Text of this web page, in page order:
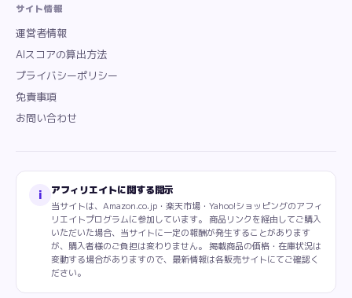
サイト情報
運営者情報
AIスコアの算出方法
プライバシーポリシー
免責事項
お問い合わせ
i アフィリエイトに関する開示
当サイトは、Amazon.co.jp・楽天市場・Yahoo!ショッピングのアフィ
リエイトプログラムに参加しています。 商品リンクを経由してご購入
いただいた場合、当サイトに一定の報酬が発生することがあります
が、購入者様のご負担は変わりません。 掲載商品の価格・在庫状況は
変動する場合がありますので、最新情報は各販売サイトにてご確認く
ださい。